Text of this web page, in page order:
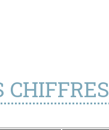
CHIFFRES